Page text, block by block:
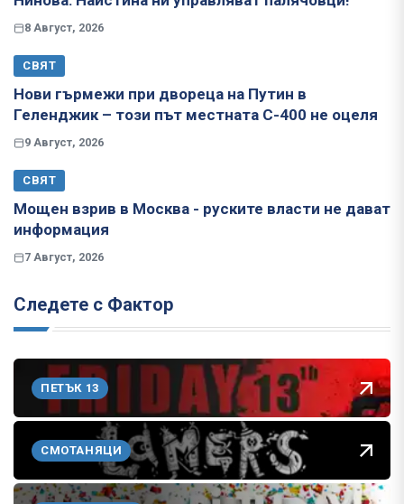
8 Август, 2026
СВЯТ
Нови гърмежи при двореца на Путин в
Геленджик – този път местната С-400 не оцеля
9 Август, 2026
СВЯТ
Мощен взрив в Москва - руските власти не дават
информация
7 Август, 2026
Следете с Фактор
ПЕТЪК 13
СМОТАНЯЦИ